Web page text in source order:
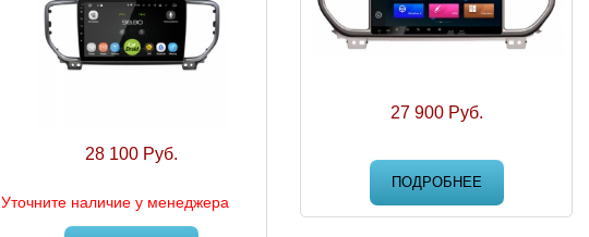
28 100 Руб.
Уточните наличие у менеджера
27 900 Руб.
ПОДРОБНЕЕ